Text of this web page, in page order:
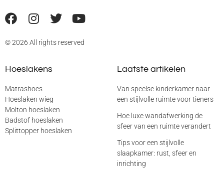
© 2026 All rights reserved
Hoeslakens
Matrashoes
Hoeslaken wieg
Molton hoeslaken
Badstof hoeslaken
Splittopper hoeslaken
Laatste artikelen
Van speelse kinderkamer naar
een stijlvolle ruimte voor tieners
Hoe luxe wandafwerking de
sfeer van een ruimte verandert
Tips voor een stijlvolle
slaapkamer: rust, sfeer en
inrichting